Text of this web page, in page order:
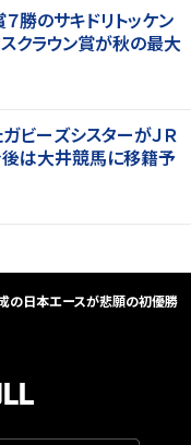
勝のサキドリトッケン
クラウン賞が秋の最大
ビーズシスターがＪＲ
は大井競馬に移籍予
の日本エースが悲願の初優勝